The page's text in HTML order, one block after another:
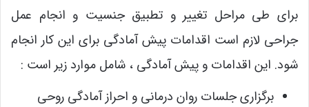
برای طی مراحل تغییر و تطبیق جنسیت و انجام عمل
جراحی لازم است اقدامات پیش آمادگی برای این کار انجام
شود. این اقدامات و پیش آمادگی ، شامل موارد زیر است :
برگزاری جلسات روان درمانی و احراز آمادگی روحی